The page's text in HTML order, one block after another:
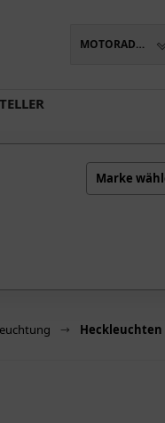
MOTORADTEILE
Marke
Heckleuchten